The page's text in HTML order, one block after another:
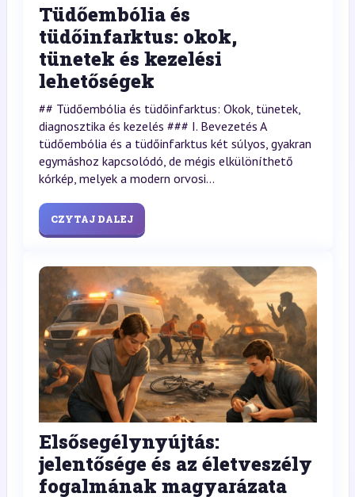
Tüdőembólia és
tüdőinfarktus: okok,
tünetek és kezelési
lehetőségek
## Tüdőembólia és tüdőinfarktus: Okok, tünetek,
diagnosztika és kezelés ### I. Bevezetés A
tüdőembólia és a tüdőinfarktus két súlyos, gyakran
egymáshoz kapcsolódó, de mégis elkülöníthető
kórkép, melyek a modern orvosi...
CZYTAJ DALEJ
Elsősegélynyújtás:
jelentősége és az életveszély
fogalmának magyarázata